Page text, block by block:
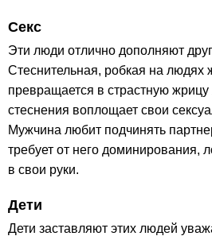
Секс
Эти люди отлично дополняют
Стеснительная, робкая на людях
превращается в страстную
стеснения воплощает свои
Мужчина любит подчинять
требует от него доминирования,
в свои руки.
Дети
Дети заставляют этих людей